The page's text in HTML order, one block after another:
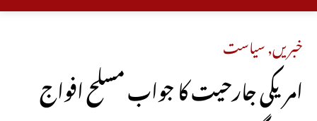
خبریں,سیاست
امریکی جارحیت کا جواب مسلح افواج